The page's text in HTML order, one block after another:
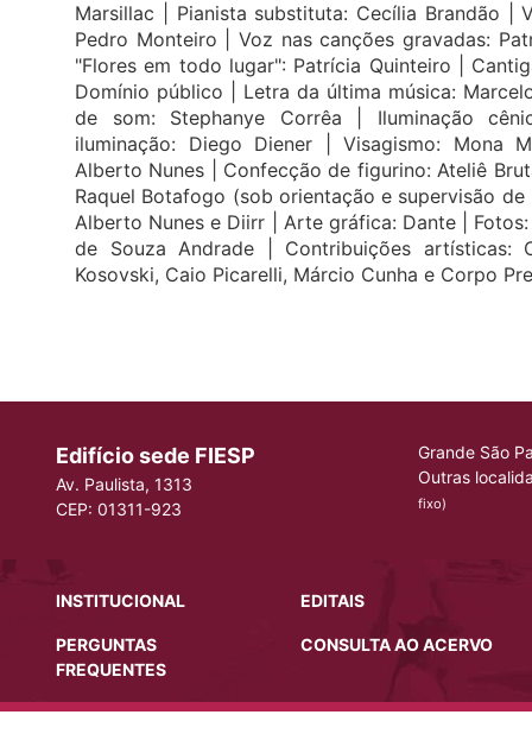
Marsillac | Pianista substituta: Cecília Brandão |
Pedro Monteiro | Voz nas canções gravadas:
"Flores em todo lugar": Patrícia Quinteiro |
Domínio público | Letra da última música:
de som: Stephanye Corrêa | Iluminação
iluminação: Diego Diener |Visagismo: Mona
Alberto Nunes | Confecção de figurino: Ateliê
Raquel Botafogo (sob orientação e supervisão
Alberto Nunes e Diirr | Arte gráfica: Dante |
de Souza Andrade | Contribuições artísticas:
Kosovski, Caio Picarelli, Márcio Cunha e Corpo
Edifício sede FIESP
Av. Paulista, 1313
CEP: 01311-923
Grande São
Outras
fixo)
INSTITUCIONAL EDITAIS
PERGUNTAS
FREQUENTES
CONSULTA AO ACERVO